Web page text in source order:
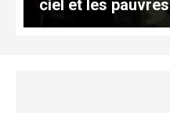
ciel et les pauvres